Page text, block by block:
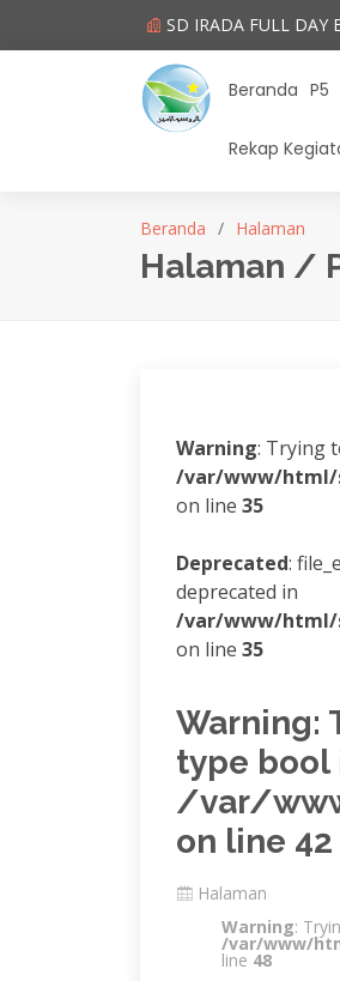
SD IRADA FULL DAY
Beranda P5
Rekap
Beranda Halaman
Halaman /
Warning: Trying
/var/www/html/
on line 35
Deprecated:
deprecated in
/var/www/html/
on line 35
Warning:
type bool
/var/
on line 42
Halaman
Warning:
/var/www/
line 48